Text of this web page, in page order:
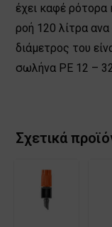
έχει καφέ ρότορα
ροή 120 λίτρα
διάμετρος του
σωλήνα ΡΕ 12 –
Σχετικά